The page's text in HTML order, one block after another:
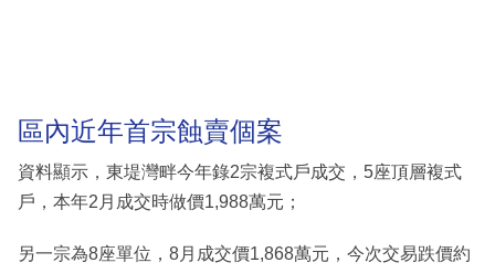
區內近年首宗蝕賣個案
資料顯示，東堤灣畔今年錄2宗複式戶成交，5座頂層複式
戶，本年2月成交時做價1,988萬元；
另一宗為8座單位，8月成交價1,868萬元，今次交易跌價約